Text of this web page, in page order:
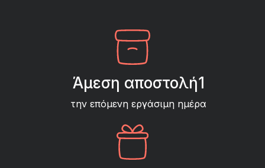
Άμεση αποστολή1
την επόμενη εργάσιμη ημέρα